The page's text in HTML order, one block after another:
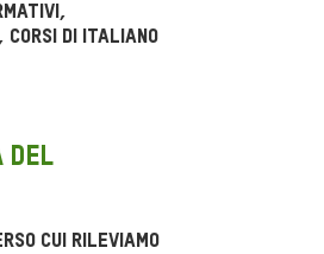
corsi di italiano
del
cui rileviamo